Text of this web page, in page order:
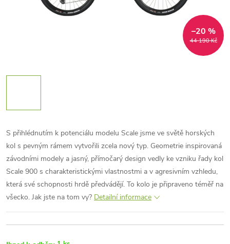
44 190 Kč
–20 %
S přihlédnutím k potenciálu modelu Scale jsme ve světě horských
kol s pevným rámem vytvořili zcela nový typ. Geometrie inspirovaná
závodními modely a jasný, přímočarý design vedly ke vzniku řady kol
Scale 900 s charakteristickými vlastnostmi a v agresivním vzhledu,
která své schopnosti hrdě předvádějí. To kolo je připraveno téměř na
všecko. Jak jste na tom vy? Detailní informace